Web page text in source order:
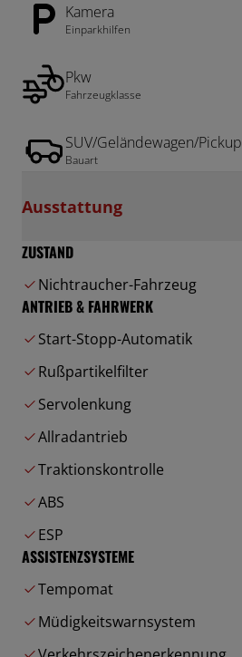
Kamera
Einparkhilfen
Pkw
Fahrzeugklasse
SUV/Geländewagen/Pickup
Bauart
Ausstattung
ZUSTAND
Nichtraucher-Fahrzeug
ANTRIEB & FAHRWERK
Start-Stopp-Automatik
Rußpartikelfilter
Servolenkung
Allradantrieb
Traktionskontrolle
ABS
ESP
ASSISTENZSYSTEME
Tempomat
Müdigkeitswarnsystem